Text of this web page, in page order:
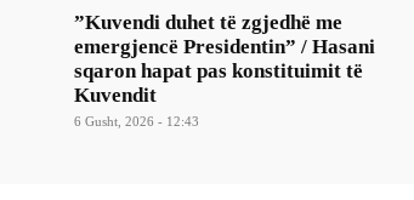
​”Kuvendi duhet të zgjedhë me
emergjencë Presidentin” / Hasani
sqaron hapat pas konstituimit të
Kuvendit
6 Gusht, 2026 - 12:43